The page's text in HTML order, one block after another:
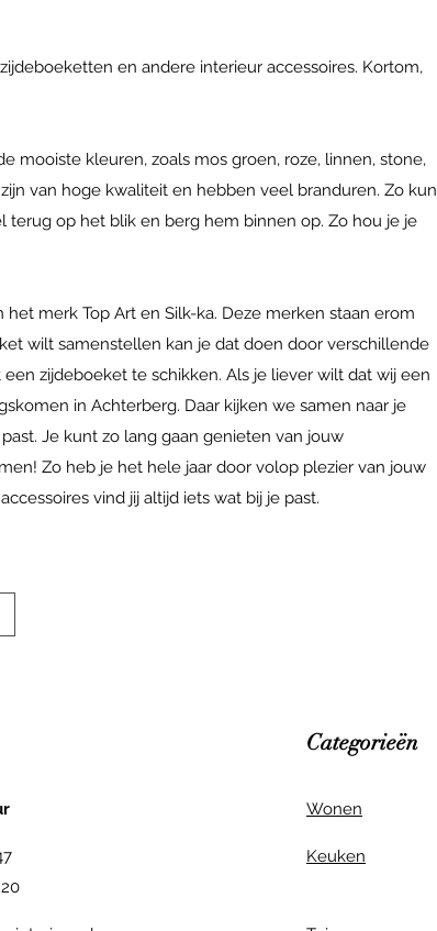
en andere interieur accessoires. Kortom,
mooiste kleuren, zoals mos groen, roze, linnen, stone,
van hoge kwaliteit en hebben veel branduren. Zo kun
op het blik en berg hem binnen op. Zo hou je je
merk Top Art en Silk-ka. Deze merken staan erom
wilt samenstellen kan je dat doen door verschillende
zijdeboeket te schikken. Als je liever wilt dat wij een
in Achterberg. Daar kijken we samen naar je
Je kunt zo lang gaan genieten van jouw
Zo heb je het hele jaar door volop plezier van jouw
vind jij altijd iets wat bij je past.
Categorieën
Wonen
Keuken